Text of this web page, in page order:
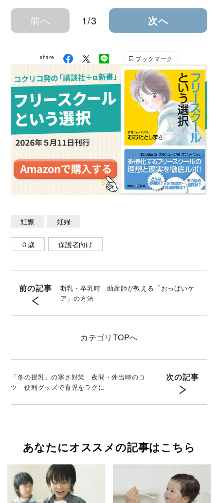
前へ 1/3 次へ
share ブックマーク
妊娠 妊婦
０歳 保護者向け
前の記事
断乳・卒乳時 助産師が教える「おっぱいケ
ア」の方法
カテゴリ TOPへ
「冬の授乳」の寒さ対策 夜間・外出時のコ
ツ 便利グッズで育児をラクに
次の記事
あなたにオススメの記事はこちら